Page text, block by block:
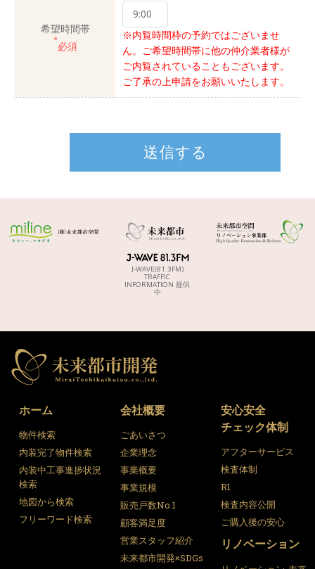
希望時間帯
*
必須
※内覧時間枠の予約ではございませ
ん。ご希望時間帯に他の仲介業者様が
ご内覧されていることもございます。
ご了承の上申請をお願いいたします。
J-WAVE(81.3FM)
TRAFFIC
INFORMATION 提供
中
ホーム
物件検索
内装完了物件検索
内装中工事進捗状況
検索
地図から検索
フリーワード検索
会社概要
ごあいさつ
企業理念
事業概要
事業規模
販売戸数No.1
顧客満足度
営業スタッフ紹介
未来都市開発×SDGs
安心安全
チェック体制
アフターサービス
検査体制
R1
検査内容公開
ご購入後の安心
リノベーション